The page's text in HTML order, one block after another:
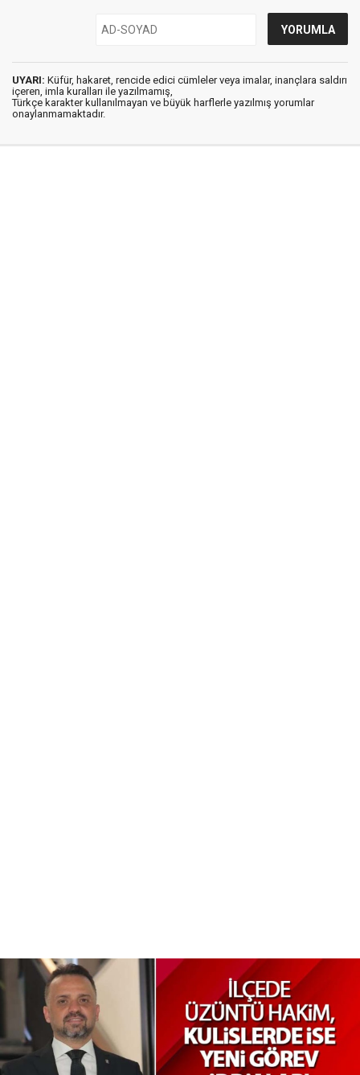
UYARI: Küfür, hakaret, rencide edici cümleler veya imalar, inançlara saldırı
içeren, imla kuralları ile yazılmamış,
Türkçe karakter kullanılmayan ve büyük harflerle yazılmış yorumlar
onaylanmamaktadır.